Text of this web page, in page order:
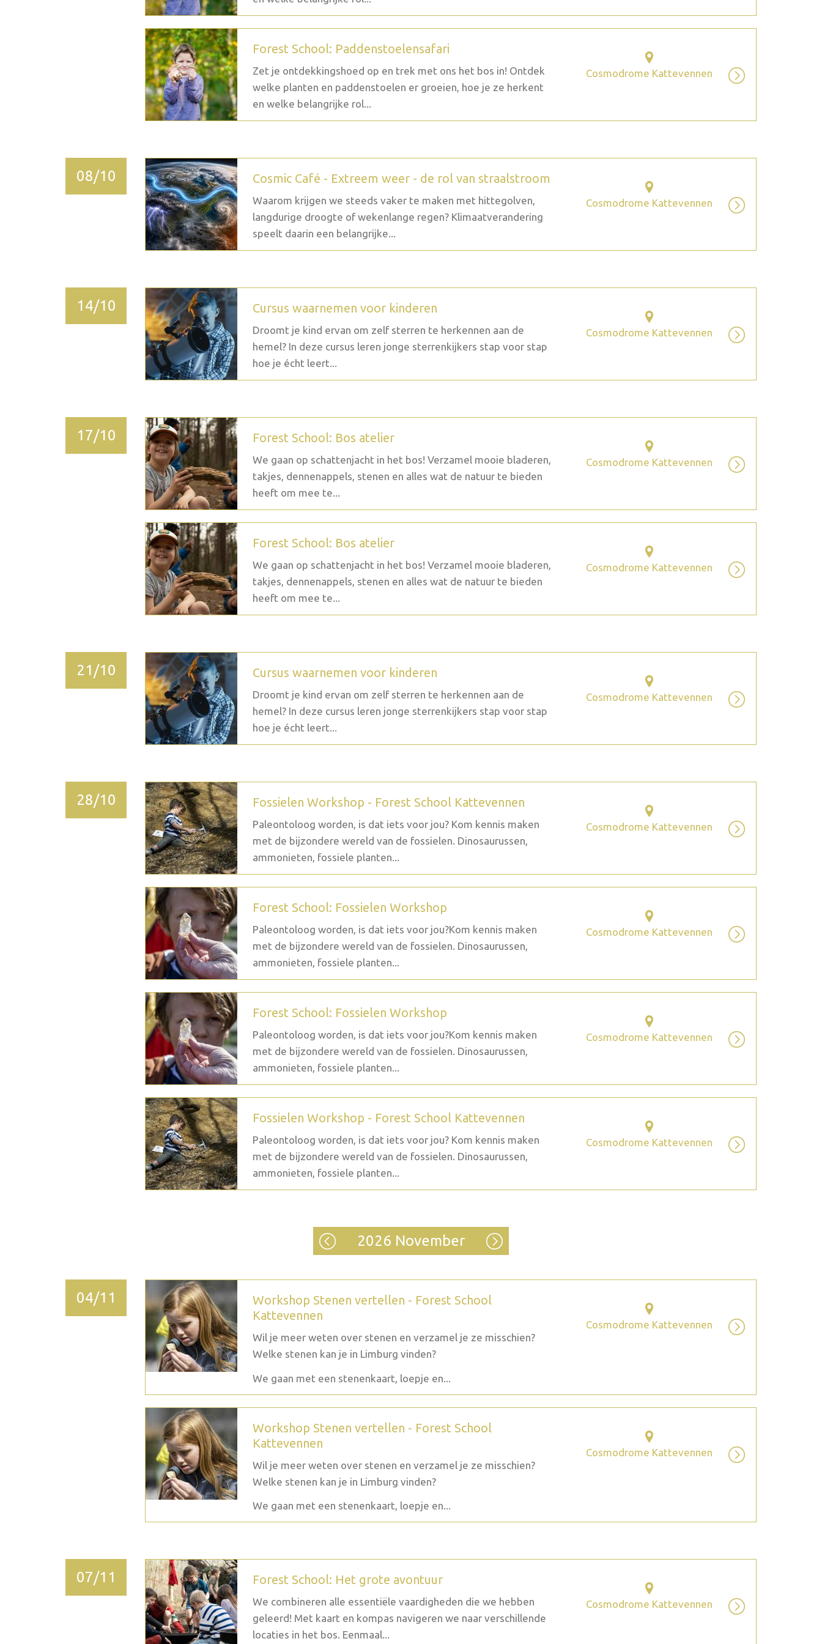
Forest School: Paddenstoelensafari
Zet je ontdekkingshoed op en trek met ons het bos in! Ontdek
welke planten en paddenstoelen er groeien, hoe je ze herkent
en welke belangrijke rol...
Cosmodrome Kattevennen
08/10 Cosmic Café - Extreem weer - de rol van straalstroom
Waarom krijgen we steeds vaker te maken met hittegolven,
langdurige droogte of wekenlange regen? Klimaatverandering
speelt daarin een belangrijke...
Cosmodrome Kattevennen
14/10 Cursus waarnemen voor kinderen
Droomt je kind ervan om zelf sterren te herkennen aan de
hemel? In deze cursus leren jonge sterrenkijkers stap voor stap
hoe je écht leert...
Cosmodrome Kattevennen
17/10 Forest School: Bos atelier
We gaan op schattenjacht in het bos! Verzamel mooie bladeren,
takjes, dennenappels, stenen en alles wat de natuur te bieden
heeft om mee te...
Cosmodrome Kattevennen
Forest School: Bos atelier
We gaan op schattenjacht in het bos! Verzamel mooie bladeren,
takjes, dennenappels, stenen en alles wat de natuur te bieden
heeft om mee te...
Cosmodrome Kattevennen
21/10 Cursus waarnemen voor kinderen
Droomt je kind ervan om zelf sterren te herkennen aan de
hemel? In deze cursus leren jonge sterrenkijkers stap voor stap
hoe je écht leert...
Cosmodrome Kattevennen
28/10 Fossielen Workshop - Forest School Kattevennen
Paleontoloog worden, is dat iets voor jou? Kom kennis maken
met de bijzondere wereld van de fossielen. Dinosaurussen,
ammonieten, fossiele planten...
Cosmodrome Kattevennen
Forest School: Fossielen Workshop
Paleontoloog worden, is dat iets voor jou?Kom kennis maken
met de bijzondere wereld van de fossielen. Dinosaurussen,
ammonieten, fossiele planten...
Cosmodrome Kattevennen
Forest School: Fossielen Workshop
Paleontoloog worden, is dat iets voor jou?Kom kennis maken
met de bijzondere wereld van de fossielen. Dinosaurussen,
ammonieten, fossiele planten...
Cosmodrome Kattevennen
Fossielen Workshop - Forest School Kattevennen
Paleontoloog worden, is dat iets voor jou? Kom kennis maken
met de bijzondere wereld van de fossielen. Dinosaurussen,
ammonieten, fossiele planten...
Cosmodrome Kattevennen
2026 November
04/11
Workshop Stenen vertellen - Forest School
Kattevennen
Wil je meer weten over stenen en verzamel je ze misschien?
Welke stenen kan je in Limburg vinden?
We gaan met een stenenkaart, loepje en...
Cosmodrome Kattevennen
Workshop Stenen vertellen - Forest School
Kattevennen
Wil je meer weten over stenen en verzamel je ze misschien?
Welke stenen kan je in Limburg vinden?
We gaan met een stenenkaart, loepje en...
Cosmodrome Kattevennen
07/11 Forest School: Het grote avontuur
We combineren alle essentiële vaardigheden die we hebben
geleerd! Met kaart en kompas navigeren we naar verschillende
locaties in het bos. Eenmaal...
Cosmodrome Kattevennen